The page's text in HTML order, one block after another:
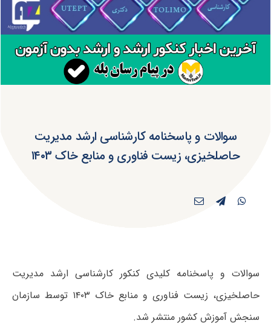
سوالات و پاسخنامه کارشناسی ارشد مدیریت
حاصلخیزی، زیست فناوری و منابع خاک ۱۴۰۳
سوالات و پاسخنامه کلیدی کنکور کارشناسی ارشد مدیریت
حاصلخیزی، زیست فناوری و منابع خاک ۱۴۰۳ توسط سازمان
سنجش آموزش کشور منتشر شد.